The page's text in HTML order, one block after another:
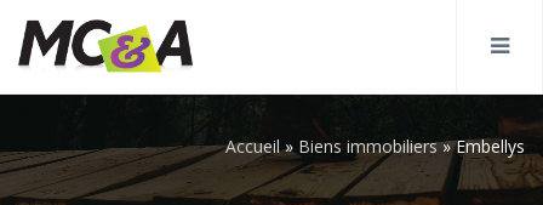
Accueil» Biens immobiliers»Embellys